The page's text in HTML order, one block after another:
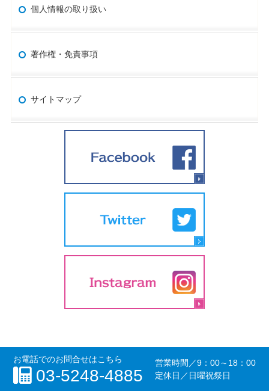
個人情報の取り扱い
著作権・免責事項
サイトマップ
お電話でのお問合せはこちら
03-5248-4885
営業時間／9：00～18：00
定休日／日曜祝祭日